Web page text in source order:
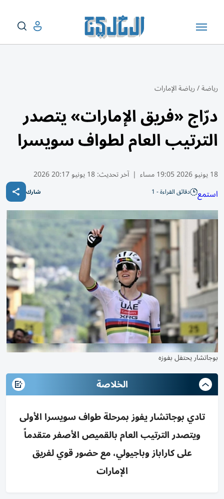
رياضة/رياضة الإمارات
درّاج «فريق الإمارات» يتصدر
الترتيب العام لطواف سويسرا
18 يونيو 2026 19:05 مساء | آخر تحديث:18 يونيو 20:17 2026
استمع دقائق القراءة - 1 شارك
بوجاتشار يحتفل بفوزه
الخلاصة
تادي بوجاتشار يفوز بمرحلة طواف سويسرا الأولى
ويتصدر الترتيب العام بالقميص الأصفر متقدماً
على كاراباز وباجيولي، مع حضور قوي لفريق
الإمارات